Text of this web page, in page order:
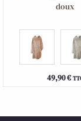
doux
49,90€